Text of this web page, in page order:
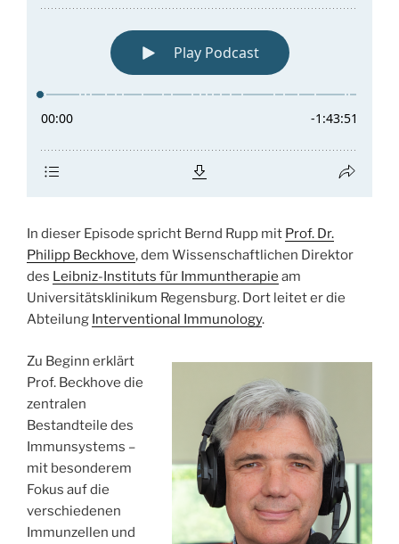
In dieser Episode spricht Bernd Rupp mit Prof. Dr.
Philipp Beckhove, dem Wissenschaftlichen Direktor
des Leibniz-Instituts für Immuntherapie am
Universitätsklinikum Regensburg. Dort leitet er die
Abteilung Interventional Immunology.
Zu Beginn erklärt
Prof. Beckhove die
zentralen
Bestandteile des
Immunsystems –
mit besonderem
Fokus auf die
verschiedenen
Immunzellen und